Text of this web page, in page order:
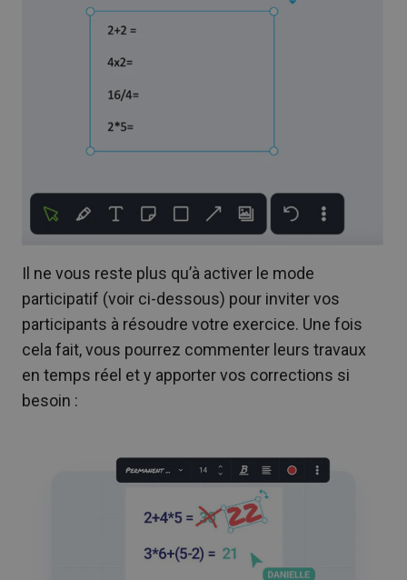
Il ne vous reste plus qu’à activer le mode
participatif (voir ci-dessous) pour inviter vos
participants à résoudre votre exercice. Une fois
cela fait, vous pourrez commenter leurs travaux
en temps réel et y apporter vos corrections si
besoin :